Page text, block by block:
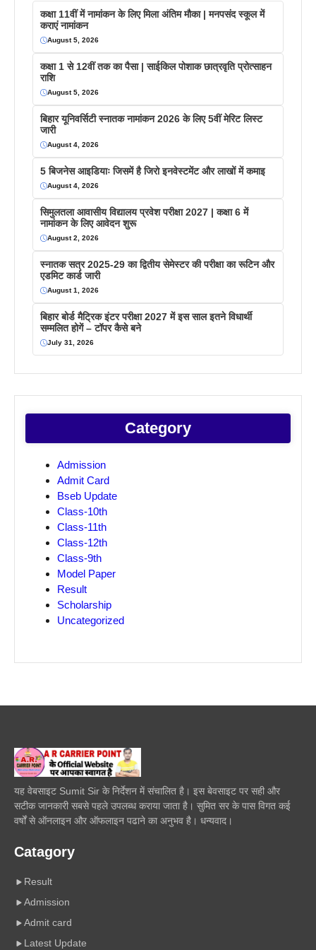
कक्षा 11वीं में नामांकन के लिए मिला अंतिम मौका | मनपसंद स्कूल में
कराएं नामांकन
August 5, 2026
कक्षा 1 से 12वीं तक का पैसा | साईकिल पोशाक छात्रवृति प्रोत्साहन
राशि
August 5, 2026
बिहार यूनिवर्सिटी स्नातक नामांकन 2026 के लिए 5वीं मेरिट लिस्ट
जारी
August 4, 2026
5 बिजनेस आइडियाः जिसमें है जिरो इनवेस्टमेंट और लाखों में कमाइ
August 4, 2026
सिमुलतला आवासीय विद्यालय प्रवेश परीक्षा 2027 | कक्षा 6 में
नामांकन के लिए आवेदन शुरू
August 2, 2026
स्नातक सत्र 2025-29 का द्वितीय सेमेस्टर की परीक्षा का रूटिन और
एडमिट कार्ड जारी
August 1, 2026
बिहार बोर्ड मैट्रिक इंटर परीक्षा 2027 में इस साल इतने विधार्थी
सम्मलित होगें – टॉपर कैसे बने
July 31, 2026
Category
Admission
Admit Card
Bseb Update
Class-10th
Class-11th
Class-12th
Class-9th
Model Paper
Result
Scholarship
Uncategorized
यह वेबसाइट Sumit Sir के निर्देशन में संचालित है। इस बेवसाइट पर सही और
सटीक जानकारी सबसे पहले उपलब्ध कराया जाता है। सुमित सर के पास विगत कई
वर्षों से ऑनलाइन और ऑफलाइन पढाने का अनुभव है। धन्यवाद।
Catagory
Result
Admission
Admit card
Latest Update